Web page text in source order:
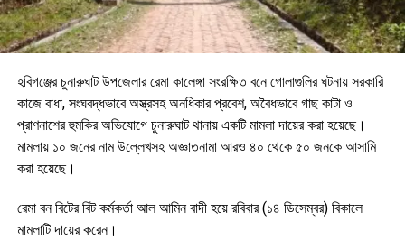
হবিগঞ্জের চুনারুঘাট উপজেলার রেমা কালেঙ্গা সংরক্ষিত বনে গোলাগুলির ঘটনায় সরকারি
কাজে বাধা, সংঘবদ্ধভাবে অস্ত্রসহ অনধিকার প্রবেশ, অবৈধভাবে গাছ কাটা ও
প্রাণনাশের হুমকির অভিযোগে চুনারুঘাট থানায় একটি মামলা দায়ের করা হয়েছে।
মামলায় ১০ জনের নাম উল্লেখসহ অজ্ঞাতনামা আরও ৪০ থেকে ৫০ জনকে আসামি
করা হয়েছে।
রেমা বন বিটের বিট কর্মকর্তা আল আমিন বাদী হয়ে রবিবার (১৪ ডিসেম্বর) বিকালে
মামলাটি দায়ের করেন।